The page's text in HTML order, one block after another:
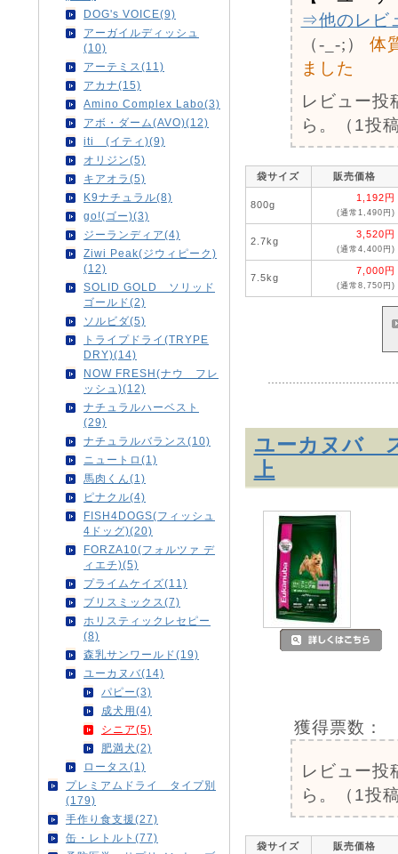
DOG's VOICE(9)
アーガイルディッシュ
(10)
アーテミス(11)
アカナ(15)
Amino Complex Labo(3)
アボ・ダーム(AVO)(12)
iti (イティ)(9)
オリジン(5)
キアオラ(5)
K9ナチュラル(8)
go!(ゴー)(3)
ジーランディア(4)
Ziwi Peak(ジウィピーク)
(12)
SOLID GOLD ソリッド
ゴールド(2)
ソルビダ(5)
トライプドライ(TRYPE
DRY)(14)
NOW FRESH(ナウ フレ
ッシュ)(12)
ナチュラルハーベスト
(29)
ナチュラルバランス(10)
ニュートロ(1)
馬肉くん(1)
ピナクル(4)
FISH4DOGS(フィッシュ
4ドッグ)(20)
FORZA10(フォルツァ デ
ィエチ)(5)
プライムケイズ(11)
ブリスミックス(7)
ホリスティックレセピー
(8)
森乳サンワールド(19)
ユーカヌバ(14)
パピー(3)
成犬用(4)
シニア(5)
肥満犬(2)
ロータス(1)
プレミアムドライ タイプ別
(179)
手作り食支援(27)
缶・レトルト(77)
⇒他のレビ
（-_-;）
体
ました
レビュー投
ら。（1投
袋サイズ 販売価格
800g
1,192円
(通常1,490円)
2.7kg
3,520円
(通常4,400円)
7.5kg
7,000円
(通常8,750円)
ユーカヌバ
上
獲得票数：
レビュー投
ら。（1投
袋サイズ 販売価格